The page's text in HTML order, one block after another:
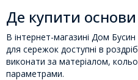
Де купити основи
В інтернет-магазині Дом
для сережок доступні в
виконати за матеріалом,
параметрами.